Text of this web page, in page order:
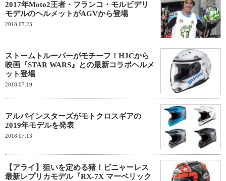
2017年Moto2王者・フランコ・モルビデリ
モデルのヘルメットがAGVから登場
2018.07.23
ストームトルーパーがモチーフ！HJCから
映画『STAR WARS』との最新コラボヘルメ
ット登場
2018.07.19
アルパインスターズがモトクロスギアの
2019年モデルを発表
2018.07.13
【アライ】狙いを定める猪！ビニャーレス
最新レプリカモデル『RX-7X マーベリック